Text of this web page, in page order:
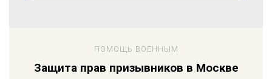
ПОМОЩЬ ВОЕННЫМ
Защита прав призывников в Москве